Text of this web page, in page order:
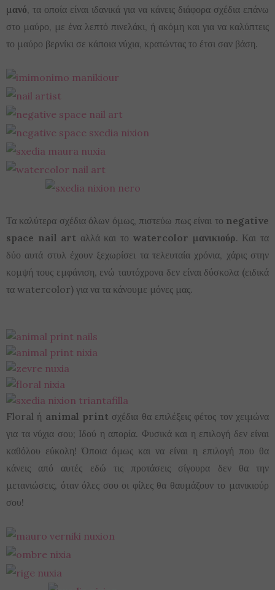
μανό , τα οποία είναι ιδανικά για να κάνεις διάφορα σχέδια επάνω
στο μαύρο, με ένα λεπτό πινελάκι, ή ακόμη και για να καλύπτεις
το μαύρο βερνίκι σε κάποια νύχια, κρατώντας το έτσι σαν βάση.
Τα καλύτερα σχέδια όλων όμως, πιστεύω πως είναι το negative
space nail art αλλά και το watercolor μανικιούρ. Και τα
δύο αυτά στυλ έχουν ξεχωρίσει τα τελευταία χρόνια, χάρις στην
κομψή τους εμφάνιση, ενώ ταυτόχρονα δεν είναι δύσκολα (ειδικά
τα watercolor) για να τα κάνουμε μόνες μας.
Floral ή animal print σχέδια θα επιλέξεις φέτος τον χειμώνα
για τα νύχια σου; Ιδού η απορία. Φυσικά και η επιλογή δεν είναι
καθόλου εύκολη! Όποια όμως και να είναι η επιλογή που θα
κάνεις από αυτές εδώ τις προτάσεις σίγουρα δεν θα την
μετανιώσεις, όταν όλες σου οι φίλες θα θαυμάζουν το μανικιούρ
σου!